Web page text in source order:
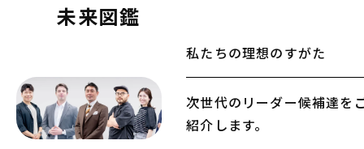
未来図鑑
私たちの理想のすがた
次世代のリーダー候補達を
紹介します。